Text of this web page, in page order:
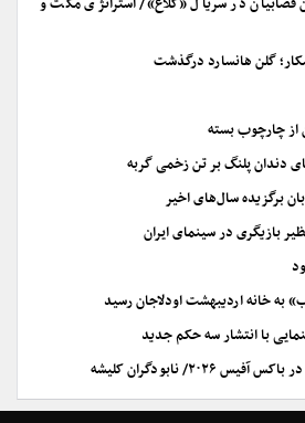
در سریال «کلاغ»/ استراتژی مکث و
گلن هانسارد درگذشت
از چارچوب بسته
دندان پلنگ بر تن زخمی گربه
بازیگری در سینمای ایران
به خانه اردیبهشت اودلاجان رسید
با انتشار سه حکم جدید
نابودگران کلیشه